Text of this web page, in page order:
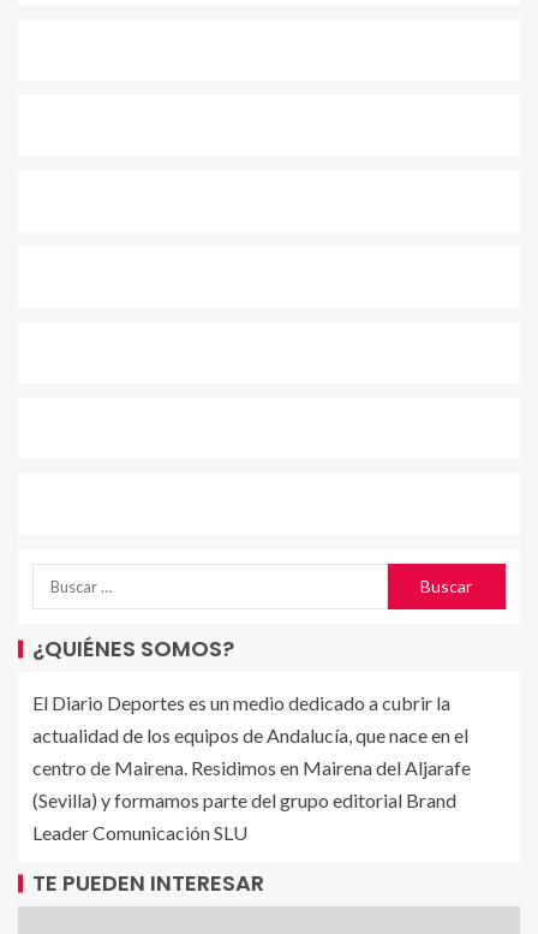
¿QUIÉNES SOMOS?
El Diario Deportes es un medio dedicado a cubrir la
actualidad de los equipos de Andalucía, que nace en el
centro de Mairena. Residimos en Mairena del Aljarafe
(Sevilla) y formamos parte del grupo editorial Brand
Leader Comunicación SLU
TE PUEDEN INTERESAR